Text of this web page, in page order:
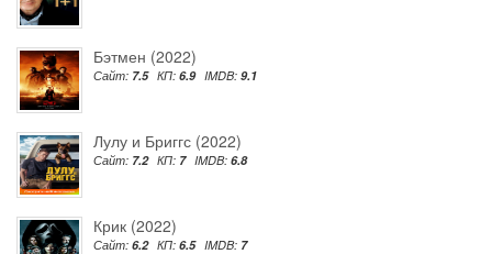
Бэтмен (2022)
Сайт: 7.5 КП: 6.9 IMDB: 9.1
Лулу и Бриггс (2022)
Сайт: 7.2 КП: 7 IMDB: 6.8
Крик (2022)
Сайт: 6.2 КП: 6.5 IMDB: 7